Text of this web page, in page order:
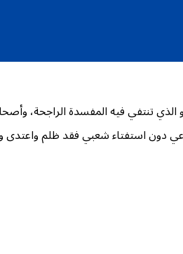
تنتفي فيه المفسدة الراجحة،
دون استفتاء شعبي فقد ظلم